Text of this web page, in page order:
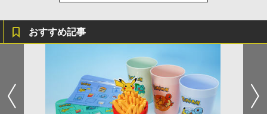
おすすめ記事